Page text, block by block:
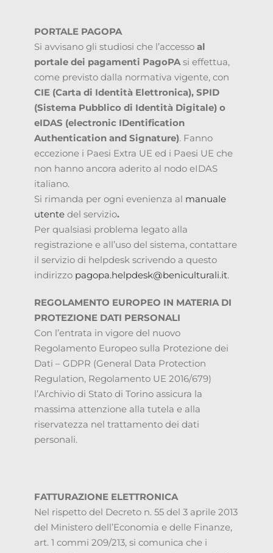
PORTALE PAGOPA
Si avvisano gli studiosi che l’accesso al
portale dei pagamenti PagoPA si effettua,
come previsto dalla normativa vigente, con
CIE (Carta di Identità Elettronica), SPID
(Sistema Pubblico di Identità Digitale) o
eIDAS (electronic IDentification
Authentication and Signature). Fanno
eccezione i Paesi Extra UE ed i Paesi UE che
non hanno ancora aderito al nodo eIDAS
italiano.
Si rimanda per ogni evenienza al manuale
utente del servizio.
Per qualsiasi problema legato alla
registrazione e all’uso del sistema, contattare
il servizio di helpdesk scrivendo a questo
indirizzo pagopa.helpdesk@beniculturali.it.
REGOLAMENTO EUROPEO IN MATERIA DI
PROTEZIONE DATI PERSONALI
Con l’entrata in vigore del nuovo
Regolamento Europeo sulla Protezione dei
Dati – GDPR (General Data Protection
Regulation, Regolamento UE 2016/679)
l’Archivio di Stato di Torino assicura la
massima attenzione alla tutela e alla
riservatezza nel trattamento dei dati
personali.
FATTURAZIONE ELETTRONICA
Nel rispetto del Decreto n. 55 del 3 aprile 2013
del Ministero dell’Economia e delle Finanze,
art. 1 commi 209/213, si comunica che i